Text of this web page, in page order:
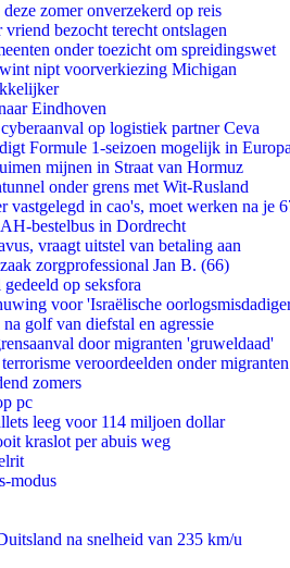
zomer onverzekerd op reis
bezocht terecht ontslagen
onder toezicht om spreidingswet
nipt voorverkiezing Michigan
Eindhoven
op logistiek partner Ceva
Formule 1-seizoen mogelijk in Europa
mijnen in Straat van Hormuz
onder grens met Wit-Rusland
in cao's, moet werken na je
bestelbus in Dordrecht
vraagt uitstel van betaling aan
zorgprofessional Jan B. (66)
op seksfora
voor 'Israëlische
golf van diefstal en agressie
door migranten 'gruweldaad'
veroordeelden onder
zomers
pc
leeg voor 114 miljoen dollar
kraslot per abuis weg
modus
na snelheid van 235 km/u